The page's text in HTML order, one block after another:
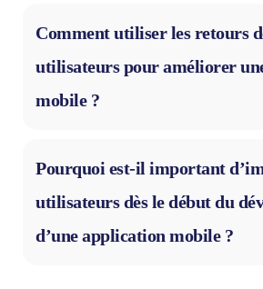
Comment utiliser les retours
utilisateurs pour améliorer
mobile ?
Pourquoi est-il important
utilisateurs dès le début du
d’une application mobile ?